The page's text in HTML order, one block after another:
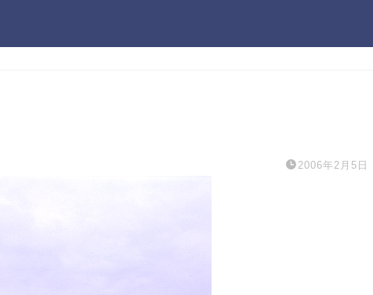
2006年2月5日